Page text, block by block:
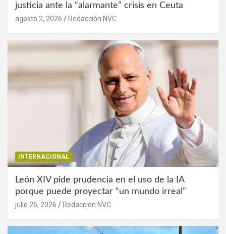
justicia ante la “alarmante” crisis en Ceuta
agosto 2, 2026 Redacción NVC
INTERNACIONAL
León XIV pide prudencia en el uso de la IA
porque puede proyectar “un mundo irreal”
julio 26, 2026 Redacción NVC